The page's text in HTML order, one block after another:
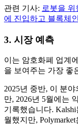
관련 기사: 로봇을 위
에 진입하고 블록체
3. 시장 예측
이는 암호화폐 업계
을 보여주는 가장 좋
2025년 중반, 이 분
만, 2026년 5월에는
기록했습니다.
월했지만,